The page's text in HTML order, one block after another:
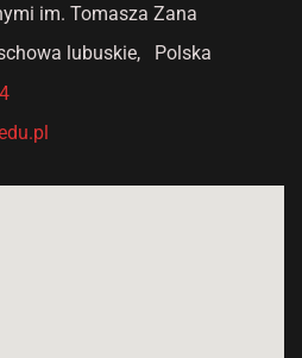
im. Tomasza Zana
lubuskie, Polska